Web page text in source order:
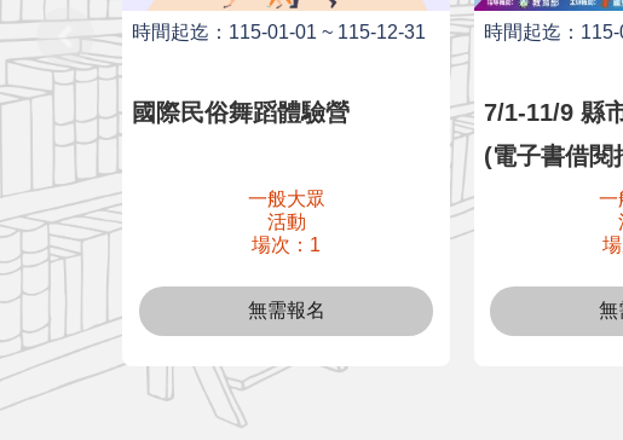
時間起迄：115-01-01 ~ 115-12-31
國際民俗舞蹈體驗營
一般大眾
活動
場次：1
無需報名
時間起迄：
7/1-11/9 縣市AI點閱新視界
(電子書借閱
一
無